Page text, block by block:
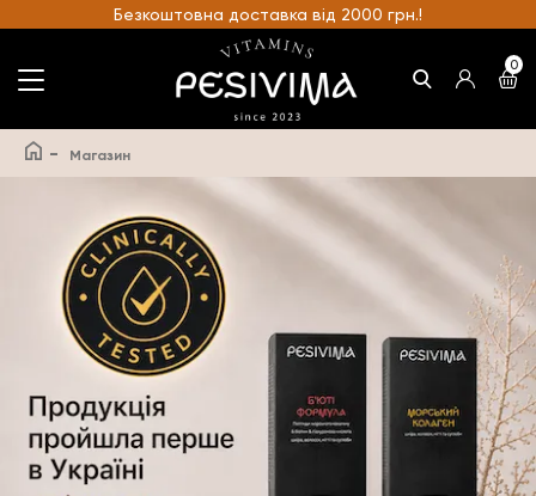
Безкоштовна доставка від 2000 грн.!
0
- Магазин